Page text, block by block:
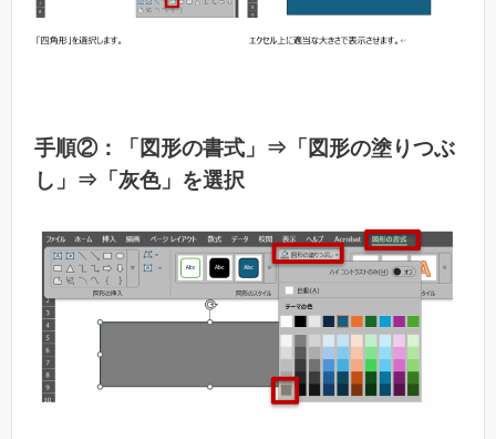
手順②：「図形の書式」⇒「図形の塗りつぶ
し」⇒「灰色」を選択